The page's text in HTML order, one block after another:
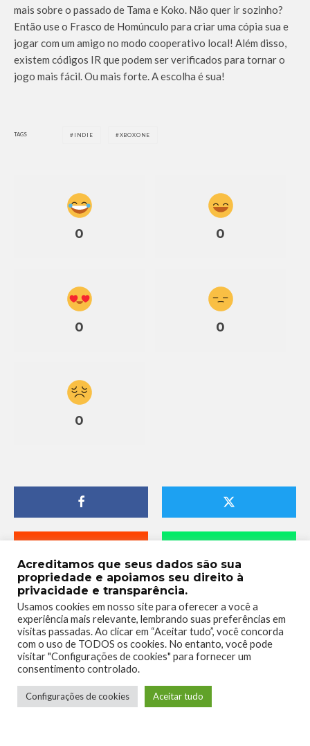
mais sobre o passado de Tama e Koko. Não quer ir sozinho?
Então use o Frasco de Homúnculo para criar uma cópia sua e
jogar com um amigo no modo cooperativo local! Além disso,
existem códigos IR que podem ser verificados para tornar o
jogo mais fácil. Ou mais forte. A escolha é sua!
TAGS INDIE XBOXONE
0 0
0 0
0
Rodrigo Ferraz
Acreditamos que seus dados são sua
propriedade e apoiamos seu direito à
privacidade e transparência.
Usamos cookies em nosso site para oferecer a você a
experiência mais relevante, lembrando suas preferências em
visitas passadas. Ao clicar em “Aceitar tudo”, você concorda
com o uso de TODOS os cookies. No entanto, você pode
visitar "Configurações de cookies" para fornecer um
consentimento controlado.
Configurações de cookies Aceitar tudo